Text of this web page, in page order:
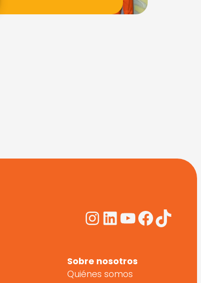
Instagram
LinkedIn
YouTube
Sobre nosotros
Quiénes somos